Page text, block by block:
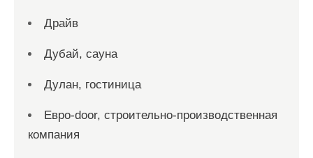
Драйв
Дубай, сауна
Дулан, гостиница
Евро-door, строительно-производственная
компания